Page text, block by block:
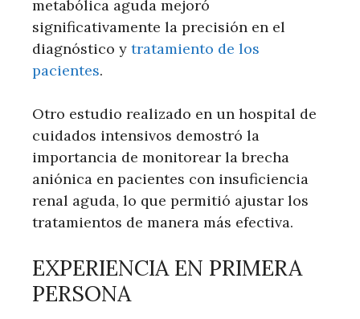
metabólica aguda mejoró
significativamente la precisión en el
diagnóstico y tratamiento de los
pacientes.
Otro estudio realizado en un hospital de
cuidados intensivos demostró la
importancia de monitorear la brecha
aniónica en pacientes con insuficiencia
renal aguda, lo que permitió ajustar los
tratamientos de manera más efectiva.
EXPERIENCIA EN PRIMERA
PERSONA